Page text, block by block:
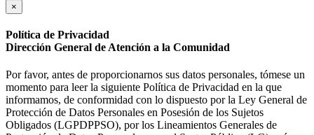
×
Política de Privacidad
Dirección General de Atención a la Comunidad
Por favor, antes de proporcionarnos sus datos personales, tómese un
momento para leer la siguiente Política de Privacidad en la que
informamos, de conformidad con lo dispuesto por la Ley General de
Protección de Datos Personales en Posesión de los Sujetos
Obligados (LGPDPPSO), por los Lineamientos Generales de